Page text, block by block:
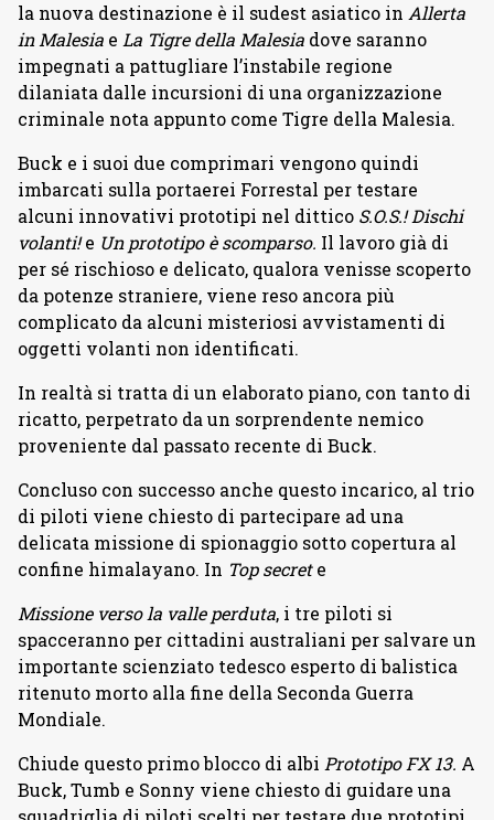
la nuova destinazione è il sudest asiatico in Allerta
in Malesia e La Tigre della Malesia dove saranno
impegnati a pattugliare l’instabile regione
dilaniata dalle incursioni di una organizzazione
criminale nota appunto come Tigre della Malesia.
Buck e i suoi due comprimari vengono quindi
imbarcati sulla portaerei Forrestal per testare
alcuni innovativi prototipi nel dittico S.O.S.! Dischi
volanti!e Un prototipo è scomparso. Il lavoro già di
per sé rischioso e delicato, qualora venisse scoperto
da potenze straniere, viene reso ancora più
complicato da alcuni misteriosi avvistamenti di
oggetti volanti non identificati.
In realtà si tratta di un elaborato piano, con tanto di
ricatto, perpetrato da un sorprendente nemico
proveniente dal passato recente di Buck.
Concluso con successo anche questo incarico, al trio
di piloti viene chiesto di partecipare ad una
delicata missione di spionaggio sotto copertura al
confine himalayano. In Top secrete
Missione verso la valle perduta, i tre piloti si
spacceranno per cittadini australiani per salvare un
importante scienziato tedesco esperto di balistica
ritenuto morto alla fine della Seconda Guerra
Mondiale.
Chiude questo primo blocco di albi Prototipo FX 13. A
Buck, Tumb e Sonny viene chiesto di guidare una